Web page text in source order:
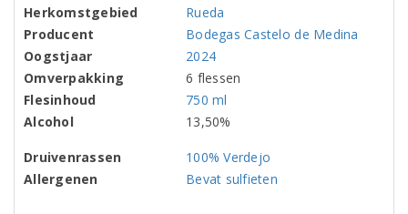
Herkomstgebied
Rueda
Producent
Bodegas Castelo de Medina
Oogstjaar
2024
Omverpakking
6 flessen
Flesinhoud
750 ml
Alcohol
13,50%
Druivenrassen
100% Verdejo
Allergenen
Bevat sulfieten